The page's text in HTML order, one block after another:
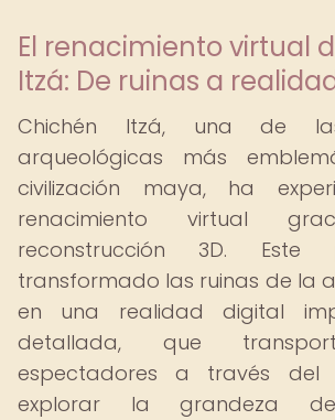
El renacimiento virtual
Itzá: De ruinas a
Chichén Itzá, una de
arqueológicas más
civilización maya, ha
renacimiento virtual
reconstrucción 3D. Este
transformado las ruinas de la
en una realidad digital
detallada, que
espectadores a través del
explorar la grandeza